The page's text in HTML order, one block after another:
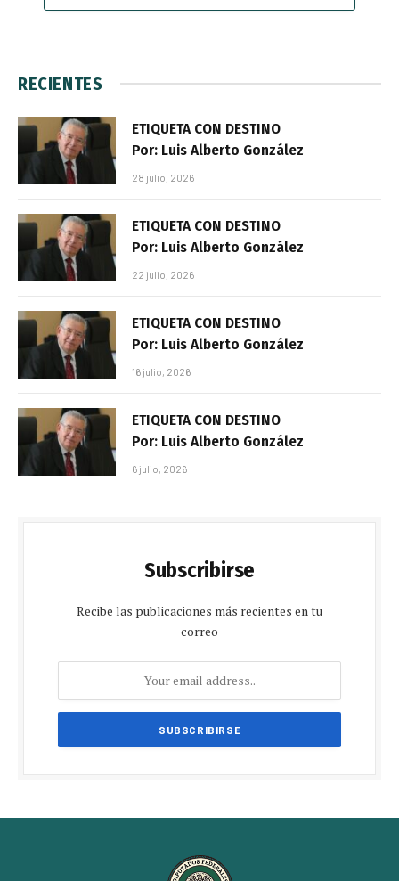
RECIENTES
ETIQUETA CON DESTINO
Por: Luis Alberto González
28 julio, 2026
ETIQUETA CON DESTINO
Por: Luis Alberto González
22 julio, 2026
ETIQUETA CON DESTINO
Por: Luis Alberto González
16 julio, 2026
ETIQUETA CON DESTINO
Por: Luis Alberto González
6 julio, 2026
Subscribirse
Recibe las publicaciones más recientes en tu
correo